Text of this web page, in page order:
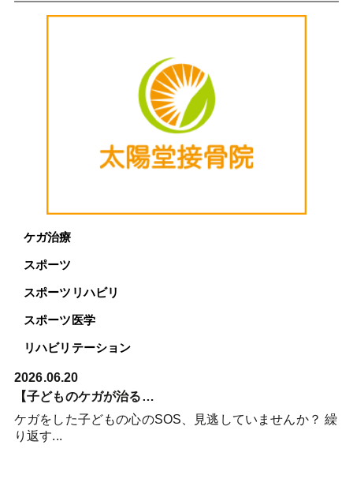
ケガ治療
スポーツ
スポーツリハビリ
スポーツ医学
リハビリテーション
2026.06.20
【子どものケガが治る…
ケガをした子どもの心のSOS、見逃していませんか？ 繰
り返す...